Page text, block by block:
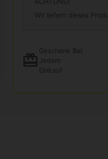
Wir liefern dieses
Geschenk Bei
Jedem
Einkauf